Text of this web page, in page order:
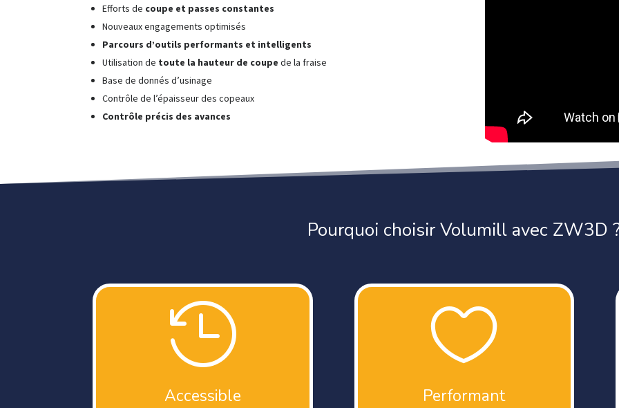
Efforts de coupe et passes constantes
Nouveaux engagements optimisés
Parcours d’outils performants et intelligents
Utilisation de toute la hauteur de coupe de la fraise
Base de donnés d’usinage
Contrôle de l’épaisseur des copeaux
Contrôle précis des avances
Pourquoi choisir Volumill avec ZW3D

Accessible

Performant